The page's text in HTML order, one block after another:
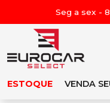
Seg a sex -
ESTOQUE VENDA